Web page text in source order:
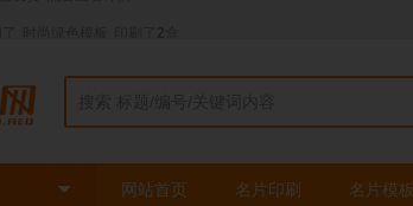
网站首页 名片印刷 名片模板